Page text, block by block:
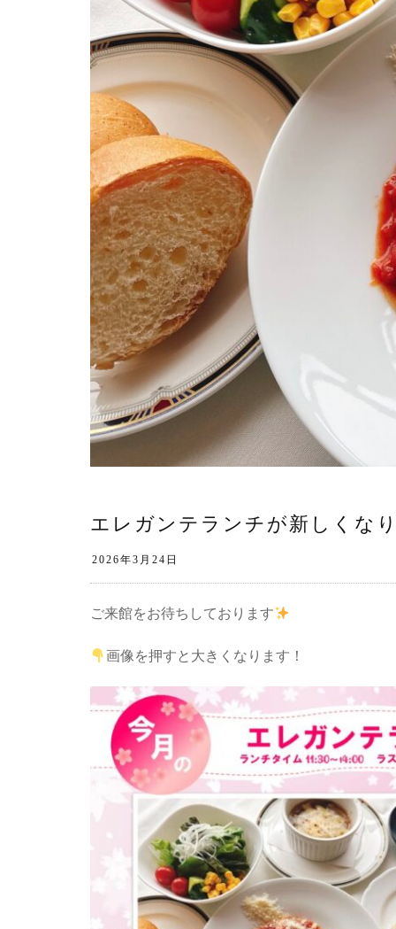
エレガンテランチが新しくな
ご来館をお待ちしております
画像を押すと大きくなります！